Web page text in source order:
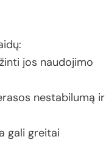
jos naudojimo
nestabilumą ir
gali greitai